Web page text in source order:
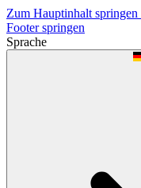
Zum Hauptinhalt springen
Footer springen
Sprache